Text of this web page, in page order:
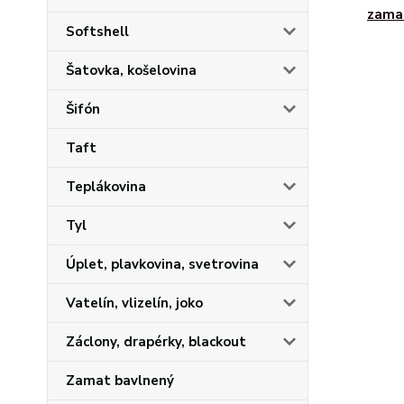
Softshell
Šatovka, košelovina
Šifón
Taft
Teplákovina
Tyl
Úplet, plavkovina, svetrovina
Vatelín, vlizelín, joko
Záclony, drapérky, blackout
Zamat bavlnený